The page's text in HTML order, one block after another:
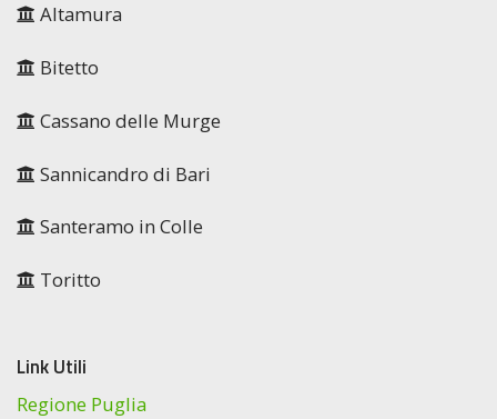
Altamura
Bitetto
Cassano delle Murge
Sannicandro di Bari
Santeramo in Colle
Toritto
Link Utili
Regione Puglia